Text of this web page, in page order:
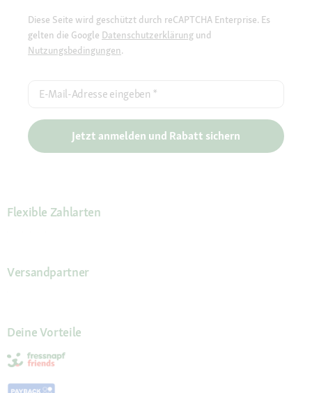
Diese Seite wird geschützt durch reCAPTCHA Enterprise. Es
gelten die Google Datenschutzerklärung und
Nutzungsbedingungen.
E-Mail-Adresse eingeben *
Jetzt anmelden und Rabatt sichern
Flexible Zahlarten
Versandpartner
Deine Vorteile